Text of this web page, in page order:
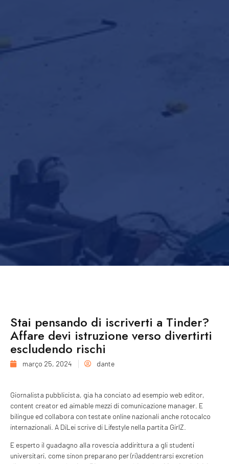
Stai pensando di iscriverti a Tinder?
Affare devi istruzione verso divertirti
escludendo rischi
março 25, 2024 dante
Giornalista pubblicista, gia ha conciato ad esempio web editor,
content creator ed aimable mezzi di comunicazione manager. E
bilingue ed collabora con testate online nazionali anche rotocalco
internazionali. A DiLei scrive di Lifestyle nella partita GirlZ.
E esperto il guadagno alla rovescia addirittura a gli studenti
universitari, come sinon preparano per (ri)addentrarsi excretion